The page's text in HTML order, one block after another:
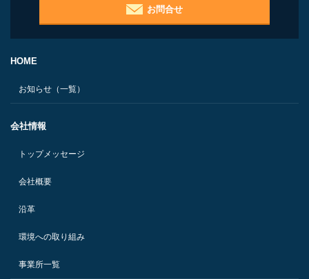
お問合せ
HOME
お知らせ（一覧）
会社情報
トップメッセージ
会社概要
沿革
環境への取り組み
事業所一覧